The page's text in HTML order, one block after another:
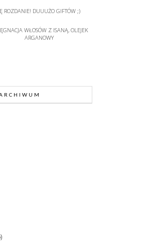
ROZDANIE! DUUUŻO GIFTÓW ;)
WŁOSÓW Z ISANĄ, OLEJEK
ARGANOWY